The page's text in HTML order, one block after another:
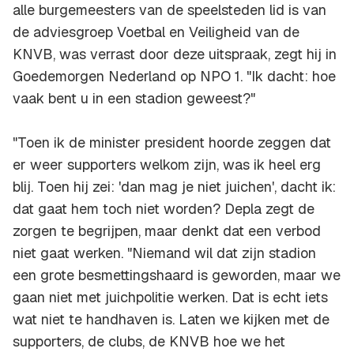
alle burgemeesters van de speelsteden lid is van
de adviesgroep Voetbal en Veiligheid van de
KNVB, was verrast door deze uitspraak, zegt hij in
Goedemorgen Nederland op NPO 1. "Ik dacht: hoe
vaak bent u in een stadion geweest?"
"Toen ik de minister president hoorde zeggen dat
er weer supporters welkom zijn, was ik heel erg
blij. Toen hij zei: 'dan mag je niet juichen', dacht ik:
dat gaat hem toch niet worden? Depla zegt de
zorgen te begrijpen, maar denkt dat een verbod
niet gaat werken. "Niemand wil dat zijn stadion
een grote besmettingshaard is geworden, maar we
gaan niet met juichpolitie werken. Dat is echt iets
wat niet te handhaven is. Laten we kijken met de
supporters, de clubs, de KNVB hoe we het